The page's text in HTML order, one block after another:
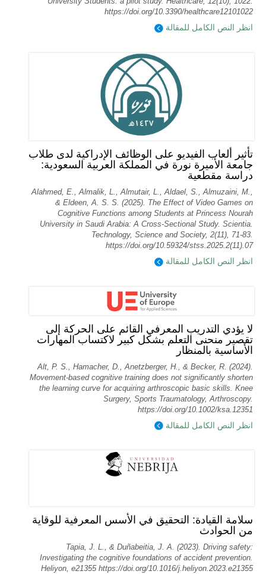
https://doi.org/10.3390/healthcare12101022
انظر النص الكامل للمقالة
تأثير ألعاب الفيديو على الوظائف الإدراكية لدى طلاب
جامعة الأميرة نورة في المملكة العربية السعودية:
دراسة مقطعية
Alahmed, E., Almalik, L., Almutair, L., Aldael, S., Almuzaini, M.,
& Eldeen, A. S. S. (2025). The Effect of Video Games on
Cognitive Functions among Students at Princess Nourah
University in Saudi Arabia: A Cross-Sectional Study. Scientia.
Technology, Science and Society, 2(11), 71-83.
https://doi.org/10.59324/stss.2025.2(11).07
انظر النص الكامل للمقالة
لا يؤدي التدريب المعرفي القائم على الحركة إلى
تقصير منحنى التعلم بشكل كبير لاكتساب المهارات
الأساسية بالمنظار
Alt, P. S., Hamacher, D., Anetzberger, H., & Becker, R. (2024).
Movement‐based cognitive training does not significantly shorten
the learning curve for acquiring arthroscopic basic skills. Knee
Surgery, Sports Traumatology, Arthroscopy.
https://doi.org/10.1002/ksa.12351
انظر النص الكامل للمقالة
سلامة القيادة: التحقيق في الأسس المعرفية للوقاية
من الحوادث
Tapia, J. L., & Duñabeitia, J. A. (2023). Driving safety:
Investigating the cognitive foundations of accident prevention.
Heliyon, e21355 https://doi.org/10.1016/j.heliyon.2023.e21355